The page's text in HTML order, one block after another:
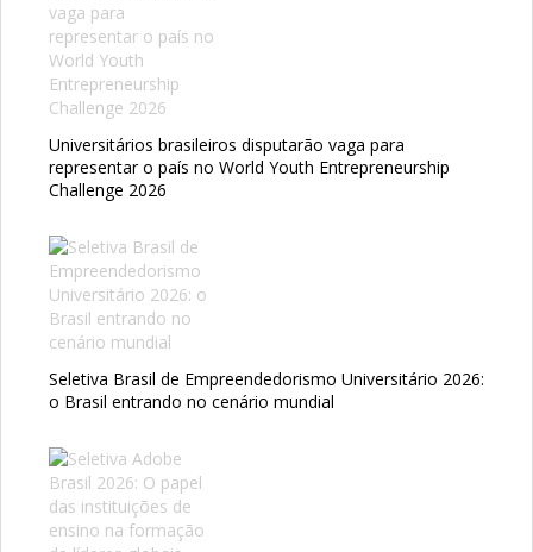
Universitários brasileiros disputarão vaga para
representar o país no World Youth Entrepreneurship
Challenge 2026
Seletiva Brasil de Empreendedorismo Universitário 2026:
o Brasil entrando no cenário mundial